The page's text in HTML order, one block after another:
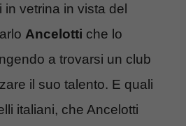
in vetrina in vista del
Ancelotti che lo
a trovarsi un club
il suo talento. E quali
italiani, che Ancelotti